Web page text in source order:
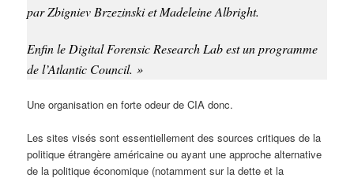
par Zbigniev Brzezinski et Madeleine Albright.
Enfin le Digital Forensic Research Lab est un programme
de l’Atlantic Council. »
Une organisation en forte odeur de CIA donc.
Les sites visés sont essentiellement des sources critiques de la
politique étrangère américaine ou ayant une approche alternative
de la politique économique (notamment sur la dette et la